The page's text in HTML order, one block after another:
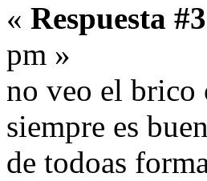
« Respuesta
pm »
no veo el brico
siempre es
de todoas